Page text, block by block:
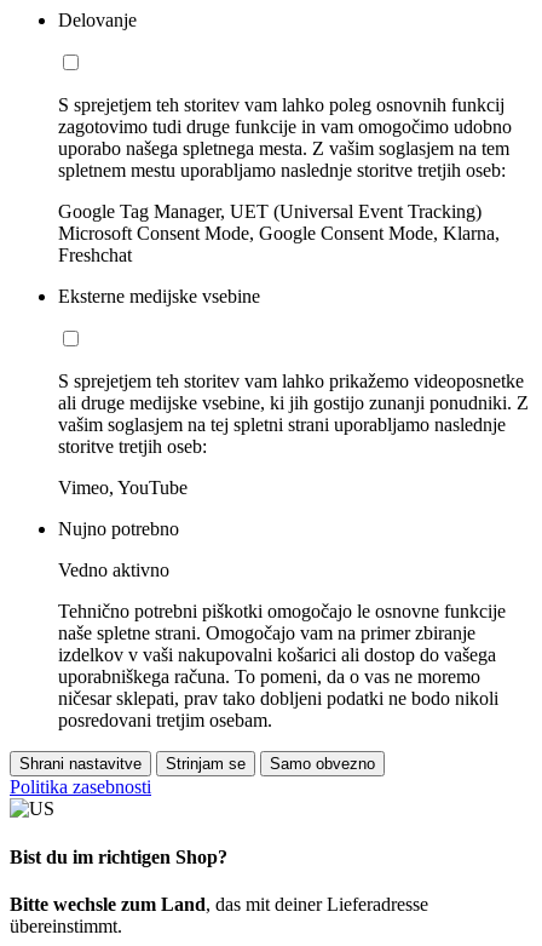
Delovanje
S sprejetjem teh storitev vam lahko poleg osnovnih funkcij
zagotovimo tudi druge funkcije in vam omogočimo udobno
uporabo našega spletnega mesta. Z vašim soglasjem na tem
spletnem mestu uporabljamo naslednje storitve tretjih oseb:
Google Tag Manager, UET (Universal Event Tracking)
Microsoft Consent Mode, Google Consent Mode, Klarna,
Freshchat
Eksterne medijske vsebine
S sprejetjem teh storitev vam lahko prikažemo videoposnetke
ali druge medijske vsebine, ki jih gostijo zunanji ponudniki. Z
vašim soglasjem na tej spletni strani uporabljamo naslednje
storitve tretjih oseb:
Vimeo, YouTube
Nujno potrebno
Vedno aktivno
Tehnično potrebni piškotki omogočajo le osnovne funkcije
naše spletne strani. Omogočajo vam na primer zbiranje
izdelkov v vaši nakupovalni košarici ali dostop do vašega
uporabniškega računa. To pomeni, da o vas ne moremo
ničesar sklepati, prav tako dobljeni podatki ne bodo nikoli
posredovani tretjim osebam.
Shrani nastavitve Strinjam se Samo obvezno
Politika zasebnosti
Bist du im richtigen Shop?
Bitte wechsle zum Land, das mit deiner Lieferadresse
übereinstimmt.